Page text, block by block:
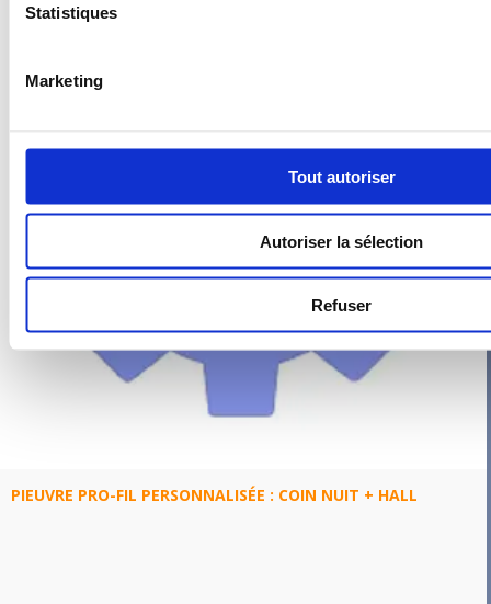
Statistiques
Marketing
Tout autoriser
Autoriser la sélection
Refuser
PIEUVRE PRO-FIL PERSONNALISÉE : COIN NUIT + HALL